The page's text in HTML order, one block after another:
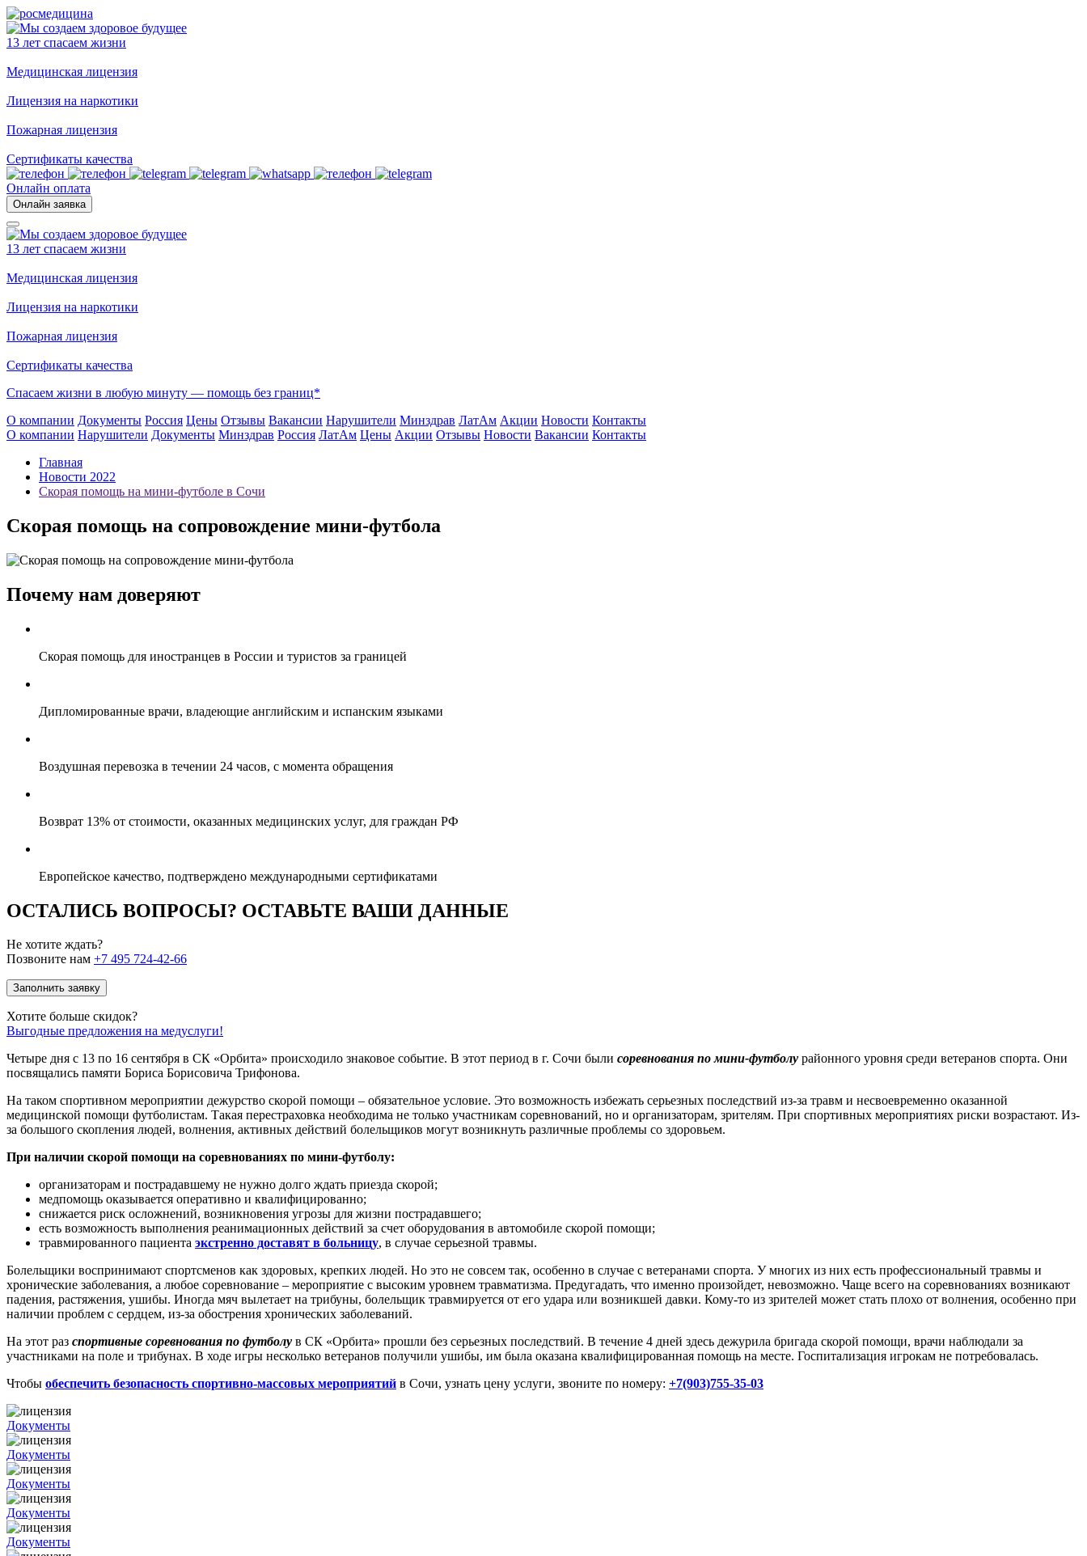
13 лет спасаем жизни
Медицинская лицензия
Лицензия на наркотики
Пожарная лицензия
Сертификаты качества
Онлайн оплата
Онлайн заявка
13 лет спасаем жизни
Медицинская лицензия
Лицензия на наркотики
Пожарная лицензия
Сертификаты качества
Спасаем жизни в любую минуту — помощь без границ*
О компании Документы Россия Цены Отзывы Вакансии Нарушители Минздрав ЛатАм Акции Новости Контакты
О компании Нарушители Документы Минздрав Россия ЛатАм Цены Акции Отзывы Новости Вакансии Контакты
Главная
Новости 2022
Скорая помощь на мини-футболе в Сочи
Скорая помощь на сопровождение мини-футбола
Почему нам доверяют
Скорая помощь для иностранцев в России и туристов за границей
Дипломированные врачи, владеющие английским и испанским языками
Воздушная перевозка в течении 24 часов, с момента обращения
Возврат 13% от стоимости, оказанных медицинских услуг, для граждан РФ
Европейское качество, подтверждено международными сертификатами
ОСТАЛИСЬ ВОПРОСЫ? ОСТАВЬТЕ ВАШИ ДАННЫЕ
Не хотите ждать?
Позвоните нам +7 495 724-42-66
Заполнить заявку
Хотите больше скидок?
Выгодные предложения на медуслуги!
Четыре дня с 13 по 16 сентября в СК «Орбита» происходило знаковое событие. В этот период в г. Сочи были соревнования по мини-футболу районного уровня среди ветеранов спорта. Они
посвящались памяти Бориса Борисовича Трифонова.
На таком спортивном мероприятии дежурство скорой помощи – обязательное условие. Это возможность избежать серьезных последствий из-за травм и несвоевременно оказанной
медицинской помощи футболистам. Такая перестраховка необходима не только участникам соревнований, но и организаторам, зрителям. При спортивных мероприятиях риски возрастают. Из-
за большого скопления людей, волнения, активных действий болельщиков могут возникнуть различные проблемы со здоровьем.
При наличии скорой помощи на соревнованиях по мини-футболу:
организаторам и пострадавшему не нужно долго ждать приезда скорой;
медпомощь оказывается оперативно и квалифицированно;
снижается риск осложнений, возникновения угрозы для жизни пострадавшего;
есть возможность выполнения реанимационных действий за счет оборудования в автомобиле скорой помощи;
травмированного пациента экстренно доставят в больницу, в случае серьезной травмы.
Болельщики воспринимают спортсменов как здоровых, крепких людей. Но это не совсем так, особенно в случае с ветеранами спорта. У многих из них есть профессиональный травмы и
хронические заболевания, а любое соревнование – мероприятие с высоким уровнем травматизма. Предугадать, что именно произойдет, невозможно. Чаще всего на соревнованиях возникают
падения, растяжения, ушибы. Иногда мяч вылетает на трибуны, болельщик травмируется от его удара или возникшей давки. Кому-то из зрителей может стать плохо от волнения, особенно при
наличии проблем с сердцем, из-за обострения хронических заболеваний.
На этот раз спортивные соревнования по футболу в СК «Орбита» прошли без серьезных последствий. В течение 4 дней здесь дежурила бригада скорой помощи, врачи наблюдали за
участниками на поле и трибунах. В ходе игры несколько ветеранов получили ушибы, им была оказана квалифицированная помощь на месте. Госпитализация игрокам не потребовалась.
Чтобы обеспечить безопасность спортивно-массовых мероприятий в Сочи, узнать цену услуги, звоните по номеру: +7(903)755-35-03
Документы
Документы
Документы
Документы
Документы